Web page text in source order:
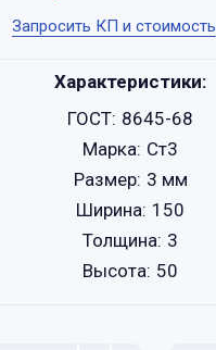
Запросить КП и стоимость
Характеристики:
ГОСТ: 8645-68
Марка: Ст3
Размер: 3 мм
Ширина: 150
Толщина: 3
Высота: 50